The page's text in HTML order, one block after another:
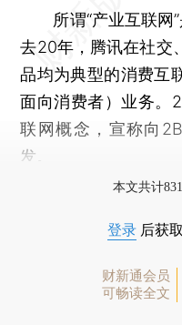
所谓“产业互联网”
去20年，腾讯在社交
品均为典型的消费互
面向消费者）业务。
联网概念，宣称向
发。
本文共计
登录 后获
财新通会员
可畅读全文